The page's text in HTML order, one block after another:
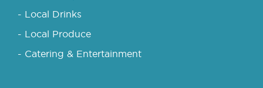
- Local Drinks
- Local Produce
- Catering & Entertainment